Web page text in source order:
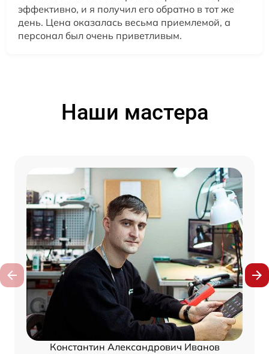
эффективно, и я получил его обратно в тот же
день. Цена оказалась весьма приемлемой, а
персонал был очень приветливым.
Наши мастера
Константин Александрович Иванов